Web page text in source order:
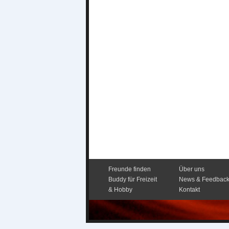
Freunde finden
Buddy für Freizeit
& Hobby
Über uns
News & Feedback
Kontakt